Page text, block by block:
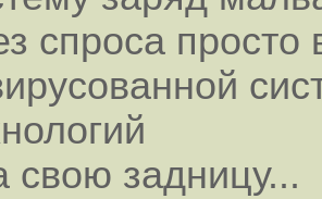
спроса просто
свою задницу...